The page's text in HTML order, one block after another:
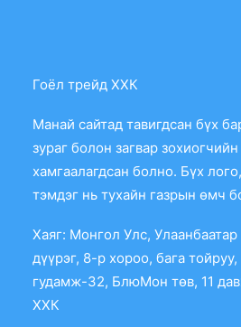
Гоёл трейд ХХК
Манай сайтад тавигдсан бүх
зураг болон загвар
хамгаалагдсан болно. Бүх
тэмдэг нь тухайн газрын өмч
Хаяг: Монгол Улс, Улаанбаатар
дүүрэг, 8-р хороо, бага
гудамж-32, БлюМон төв, 11
ХХК